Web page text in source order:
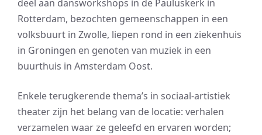
deel aan dansworkshops in de Pauluskerk in
Rotterdam, bezochten gemeenschappen in een
volksbuurt in Zwolle, liepen rond in een ziekenhuis
in Groningen en genoten van muziek in een
buurthuis in Amsterdam Oost.
Enkele terugkerende thema’s in sociaal-artistiek
theater zijn het belang van de locatie: verhalen
verzamelen waar ze geleefd en ervaren worden;